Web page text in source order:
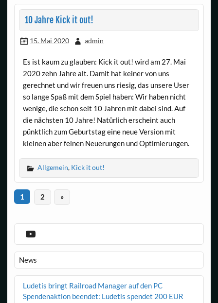
10 Jahre Kick it out!
15. Mai 2020 admin
Es ist kaum zu glauben: Kick it out! wird am 27. Mai
2020 zehn Jahre alt. Damit hat keiner von uns
gerechnet und wir freuen uns riesig, das unsere User
so lange Spaß mit dem Spiel haben: Wir haben nicht
wenige, die schon seit 10 Jahren mit dabei sind. Auf
die nächsten 10 Jahre! Natürlich erscheint auch
pünktlich zum Geburtstag eine neue Version mit
kleinen aber feinen Neuerungen und Optimierungen.
Allgemein, Kick it out!
1 2 »
YouTube
News
Ludetis bringt Railroad Manager auf den PC
Spendenaktion beendet: Ludetis spendet 200 EUR